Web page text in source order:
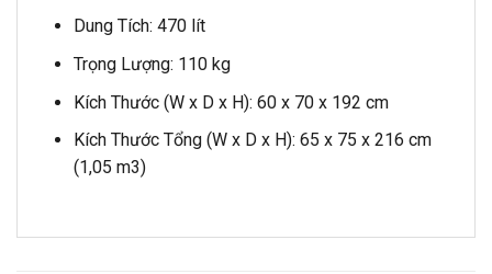
Dung Tích: 470 lít
Trọng Lượng: 110 kg
Kích Thước (W x D x H): 60 x 70 x 192 cm
Kích Thước Tổng (W x D x H): 65 x 75 x 216 cm
(1,05 m3)